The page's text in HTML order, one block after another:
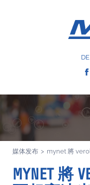
DE
驗證覆蓋範圍
公司
网络服务
服务
MYNET
媒体发布 > mynet 將
MYNET 將